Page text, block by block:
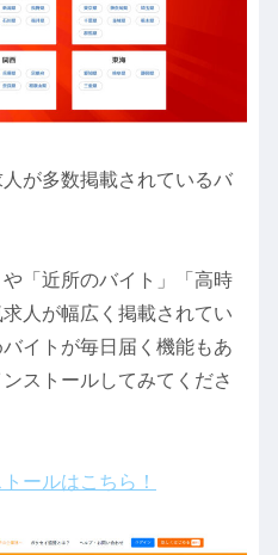
が多数掲載されているバ
や「近所のバイト」「高時
人が幅広く掲載されてい
イトが毎日届く機能もあ
ストールしてみてくださ
ールはこちら！